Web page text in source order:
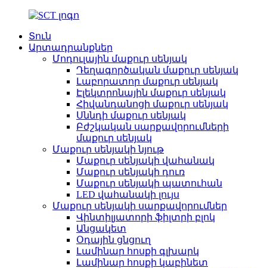
Տուն
Արտադրանքներ
Մոդուլային մաքուր սենյակ
Դեղագործական մաքուր սենյակ
Լաբորատոր մաքուր սենյակ
Էլեկտրոնային մաքուր սենյակ
Հիվանդանոցի մաքուր սենյակ
Սննդի մաքուր սենյակ
Բժշկական սարքավորումների
մաքուր սենյակ
Մաքուր սենյակի նյութ
Մաքուր սենյակի վահանակ
Մաքուր սենյակի դուռ
Մաքուր սենյակի պատուհան
LED վահանակի լույս
Մաքուր սենյակի սարքավորումներ
Վինտիլյատորի ֆիլտրի բլոկ
Անցակետ
Օդային ցնցուղ
Լամինար հոսքի գլխարկ
Լամինար հոսքի կաբինետ